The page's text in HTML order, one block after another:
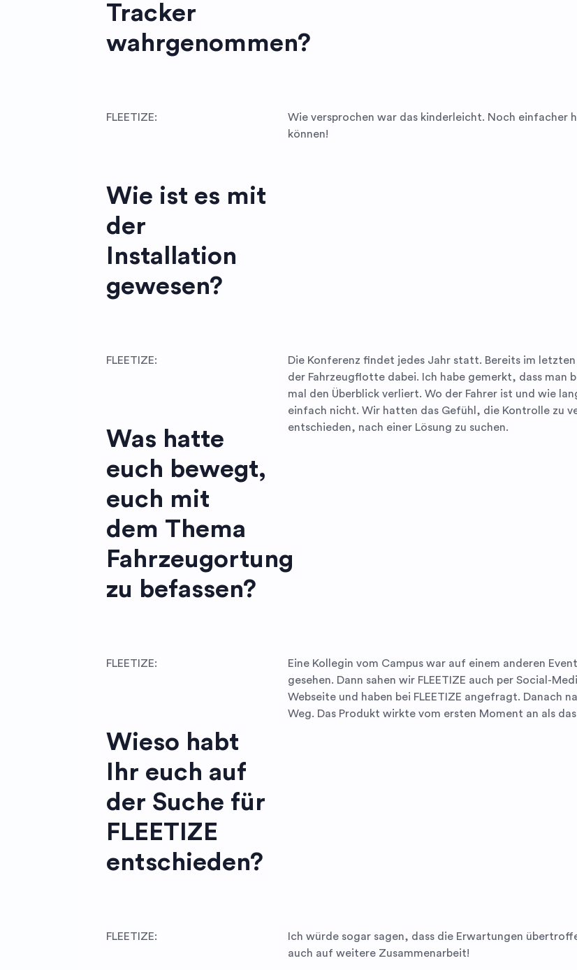
Tracker
wahrgenommen?
FLEETIZE:
Wie ist es mit
der
Installation
gewesen?
Wie versprochen war das kinderleicht. Noch einfacher
können!
FLEETIZE:
Was hatte
euch bewegt,
euch mit
dem Thema
Fahrzeugortung
zu befassen?
Die Konferenz findet jedes Jahr statt. Bereits im
der Fahrzeugflotte dabei. Ich habe gemerkt, dass man
mal den Überblick verliert. Wo der Fahrer ist und wie
einfach nicht. Wir hatten das Gefühl, die Kontrolle zu
entschieden, nach einer Lösung zu suchen.
FLEETIZE:
Wieso habt
Ihr euch auf
der Suche für
FLEETIZE
entschieden?
Eine Kollegin vom Campus war auf einem anderen
gesehen. Dann sahen wir FLEETIZE auch per Social-
Webseite und haben bei FLEETIZE angefragt. Danach
Weg. Das Produkt wirkte vom ersten Moment an als
FLEETIZE:
Ich würde sogar sagen, dass die Erwartungen
auch auf weitere Zusammenarbeit!